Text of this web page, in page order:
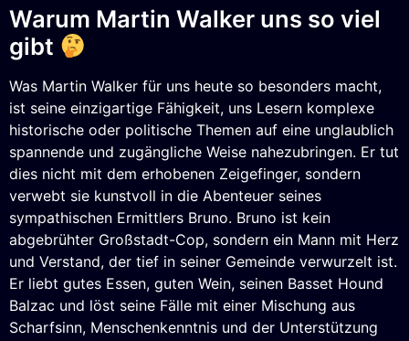
Warum Martin Walker uns so viel
gibt
Was Martin Walker für uns heute so besonders macht,
ist seine einzigartige Fähigkeit, uns Lesern komplexe
historische oder politische Themen auf eine unglaublich
spannende und zugängliche Weise nahezubringen. Er tut
dies nicht mit dem erhobenen Zeigefinger, sondern
verwebt sie kunstvoll in die Abenteuer seines
sympathischen Ermittlers Bruno. Bruno ist kein
abgebrühter Großstadt-Cop, sondern ein Mann mit Herz
und Verstand, der tief in seiner Gemeinde verwurzelt ist.
Er liebt gutes Essen, guten Wein, seinen Basset Hound
Balzac und löst seine Fälle mit einer Mischung aus
Scharfsinn, Menschenkenntnis und der Unterstützung